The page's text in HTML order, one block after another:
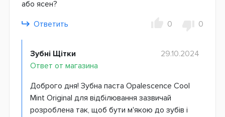
або ясен?
Ответить
0 0
Зубні Щітки
Ответ от магазина
29.10.2024
Доброго дня! Зубна паста Opalescence Cool
Mint Original для відбілювання зазвичай
розроблена так, щоб бути м'якою до зубів і